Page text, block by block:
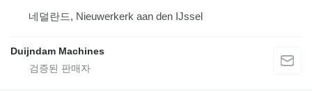
네덜란드, Nieuwerkerk aan den IJssel
Duijndam Machines